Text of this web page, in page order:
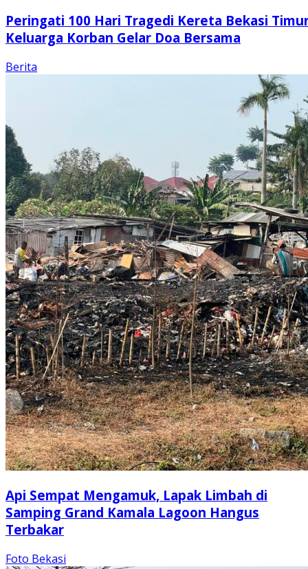
Peringati 100 Hari Tragedi Kereta Bekasi
Keluarga Korban Gelar Doa Bersama
Berita
Api Sempat Mengamuk, Lapak Limbah di
Samping Grand Kamala Lagoon Hangus
Terbakar
Foto Bekasi